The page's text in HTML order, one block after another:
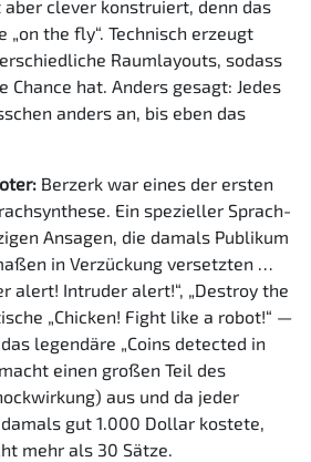
clever konstruiert, denn das
„on the fly“. Technisch erzeugt
Raumlayouts, sodass
Chance hat. Anders gesagt: Jedes
anders an, bis eben das
Berzerk war eines der ersten
Ein spezieller Sprach-
Ansagen, die damals Publikum
in Verzückung versetzten …
alert! Intruder alert!“, „Destroy the
„Chicken! Fight like a robot!“ —
legendäre „Coins detected in
einen großen Teil des
aus und da jeder
gut 1.000 Dollar kostete,
mehr als 30 Sätze.